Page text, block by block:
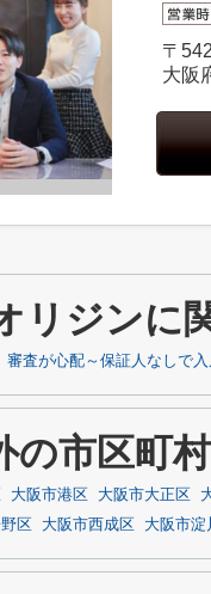
〒
大阪
リジンに
審査が心配～保証人なしで
の市区町
大阪市港区 大阪市大正区
区 大阪市西成区 大阪市淀